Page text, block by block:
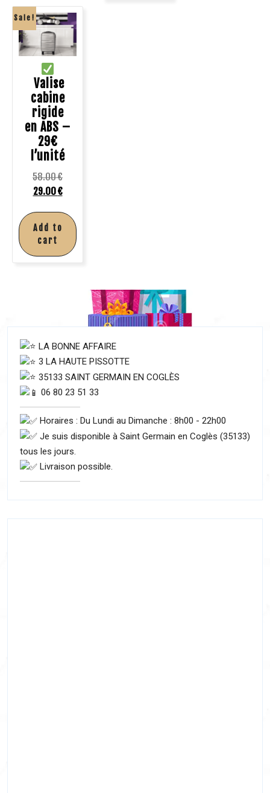
Sale!
Valise
cabine
rigide
en ABS –
29€
l’unité
58.00€
29.00€
Add to
cart
LA BONNE AFFAIRE
3 LA HAUTE PISSOTTE
35133 SAINT GERMAIN EN COGLÈS
06 80 23 51 33
Horaires : Du Lundi au Dimanche : 8h00 - 22h00
Je suis disponible à Saint Germain en Coglès (35133)
tous les jours.
Livraison possible.